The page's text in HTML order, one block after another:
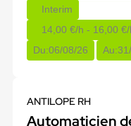
Interim
14,00 €/h - 16,00 €/
Du:06/08/26 Au:
ANTILOPE RH
Automaticien